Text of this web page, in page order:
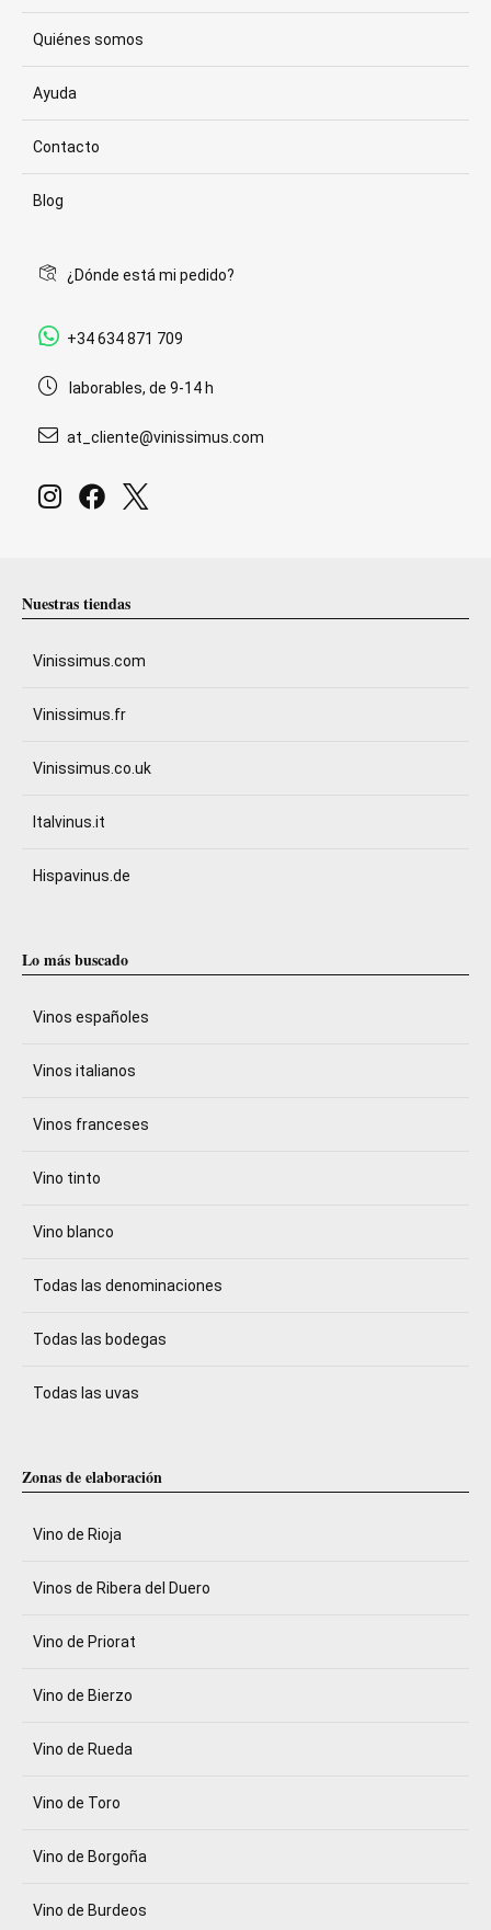
Quiénes somos
Ayuda
Contacto
Blog
¿Dónde está mi pedido?
+34 634 871 709
laborables, de 9-14 h
at_cliente@vinissimus.com
Nuestras tiendas
Vinissimus.com
Vinissimus.fr
Vinissimus.co.uk
Italvinus.it
Hispavinus.de
Lo más buscado
Vinos españoles
Vinos italianos
Vinos franceses
Vino tinto
Vino blanco
Todas las denominaciones
Todas las bodegas
Todas las uvas
Zonas de elaboración
Vino de Rioja
Vinos de Ribera del Duero
Vino de Priorat
Vino de Bierzo
Vino de Rueda
Vino de Toro
Vino de Borgoña
Vino de Burdeos